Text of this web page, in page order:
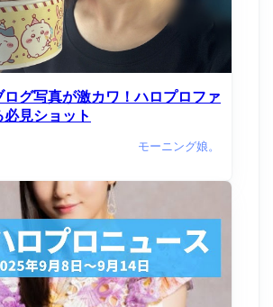
グ写真が激カワ！ハロプロファ
見ショット
モーニング娘。